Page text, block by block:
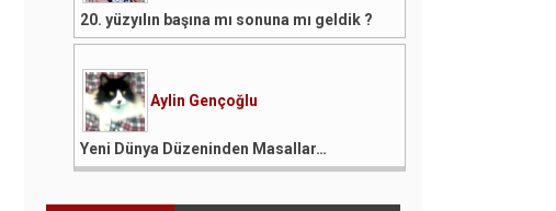
20. yüzyılın başına mı sonuna mı geldik ?
Aylin Gençoğlu
Yeni Dünya Düzeninden Masallar…